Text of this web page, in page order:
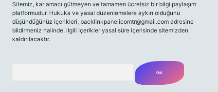
Sitemiz, kar amacı gütmeyen ve tamamen ücretsiz bir bilgi paylaşım
platformudur. Hukuka ve yasal düzenlemelere aykırı olduğunu
düşündüğünüz içerikleri, backlinkpanelicomtr@gmail.com adresine
bildirmeniz halinde, ilgili içerikler yasal süre içerisinde sitemizden
kaldırılacaktır.